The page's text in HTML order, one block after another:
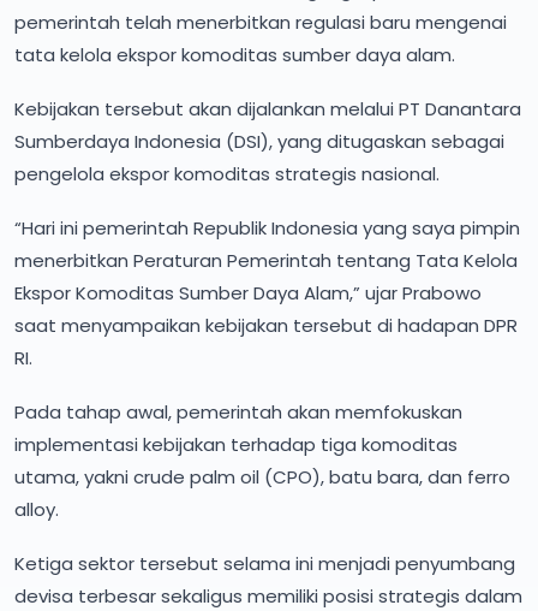
pemerintah telah menerbitkan regulasi baru mengenai
tata kelola ekspor komoditas sumber daya alam.
Kebijakan tersebut akan dijalankan melalui PT Danantara
Sumberdaya Indonesia (DSI), yang ditugaskan sebagai
pengelola ekspor komoditas strategis nasional.
“Hari ini pemerintah Republik Indonesia yang saya pimpin
menerbitkan Peraturan Pemerintah tentang Tata Kelola
Ekspor Komoditas Sumber Daya Alam,” ujar Prabowo
saat menyampaikan kebijakan tersebut di hadapan DPR
RI.
Pada tahap awal, pemerintah akan memfokuskan
implementasi kebijakan terhadap tiga komoditas
utama, yakni crude palm oil (CPO), batu bara, dan ferro
alloy.
Ketiga sektor tersebut selama ini menjadi penyumbang
devisa terbesar sekaligus memiliki posisi strategis dalam